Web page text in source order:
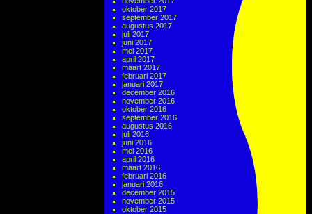
oktober 2017
september 2017
augustus 2017
juli 2017
juni 2017
mei 2017
april 2017
maart 2017
februari 2017
januari 2017
december 2016
november 2016
oktober 2016
september 2016
augustus 2016
juli 2016
juni 2016
mei 2016
april 2016
maart 2016
februari 2016
januari 2016
december 2015
november 2015
oktober 2015